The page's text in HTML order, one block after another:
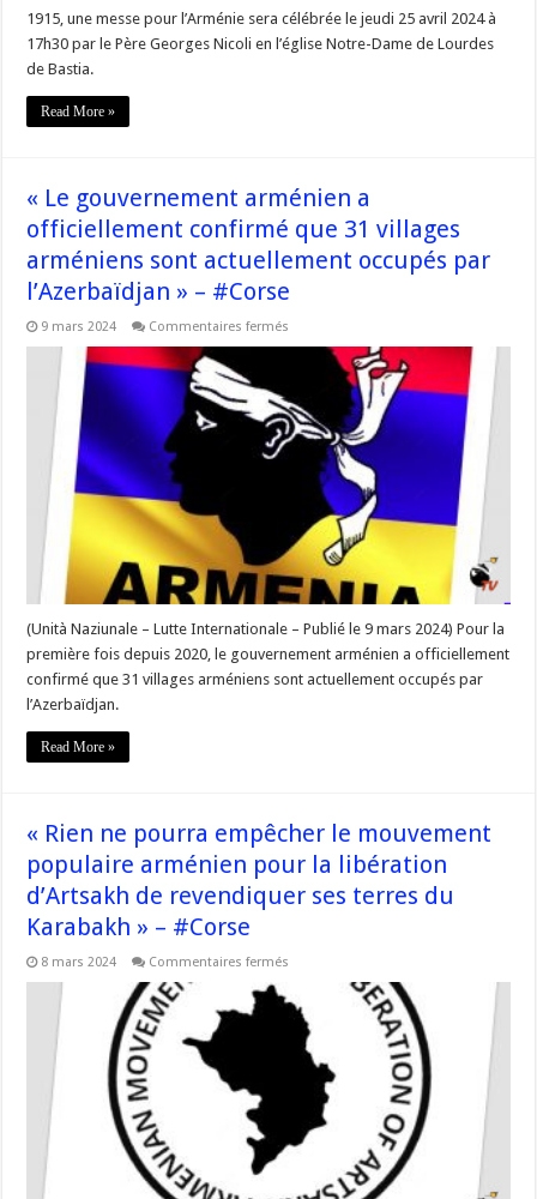
1915, une messe pour l’Arménie sera célébrée le jeudi 25 avril 2024 à
17h30 par le Père Georges Nicoli en l’église Notre-Dame de Lourdes
de Bastia.
Read More »
« Le gouvernement arménien a
officiellement confirmé que 31 villages
arméniens sont actuellement occupés par
l’Azerbaïdjan » – #Corse
9 mars 2024 Commentaires fermés
gouvernement
arménien
officiellement
confirmé
que
villages
arméniens
actuellement
occupés
par
l’Azerbaïdjan »
–
#Corse
(Unità Naziunale – Lutte Internationale – Publié le 9 mars 2024) Pour la
première fois depuis 2020, le gouvernement arménien a officiellement
confirmé que 31 villages arméniens sont actuellement occupés par
l’Azerbaïdjan.
Read More »
« Rien ne pourra empêcher le mouvement
populaire arménien pour la libération
d’Artsakh de revendiquer ses terres du
Karabakh » – #Corse
8 mars 2024 Commentaires fermés
pourra
empêcher
mouvement
populaire
arménien
libération
d’Artsakh
revendiquer
ses